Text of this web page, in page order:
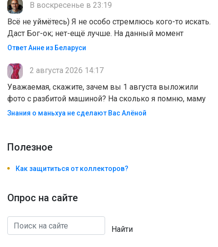
В воскресенье в 23:19
Всё не уймётесь) Я не особо стремлюсь кого-то искать.
Даст Бог-ок; нет-ещё лучше. На данный момент
Ответ Анне из Беларуси
2 августа 2026 14:17
Уважаемая, скажите, зачем вы 1 августа выложили
фото с разбитой машиной? На сколько я помню, маму
Знания о маньхуа не сделают Вас Алëной
Полезноe
Как защититься от коллекторов?
Опрос на сайте
Найти